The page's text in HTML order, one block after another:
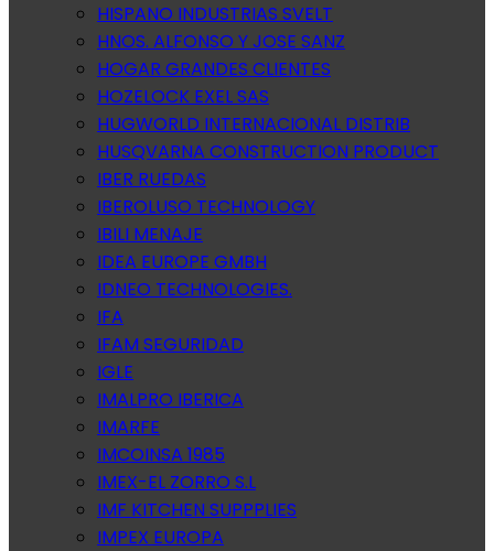
HISPANO INDUSTRIAS SVELT
HNOS. ALFONSO Y JOSE SANZ
HOGAR GRANDES CLIENTES
HOZELOCK EXEL SAS
HUGWORLD INTERNACIONAL DISTRIB
HUSQVARNA CONSTRUCTION PRODUCT
IBER RUEDAS
IBEROLUSO TECHNOLOGY
IBILI MENAJE
IDEA EUROPE GMBH
IDNEO TECHNOLOGIES.
IFA
IFAM SEGURIDAD
IGLE
IMALPRO IBERICA
IMARFE
IMCOINSA 1985
IMEX-EL ZORRO S.L
IMF KITCHEN SUPPPLIES
IMPEX EUROPA